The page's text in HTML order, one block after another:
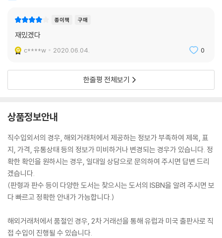
종이책 구매
재밌겠다
c****w 2020.06.04. 0
한줄평 전체보기
상품정보안내
직수입외서의 경우, 해외거래처에서 제공하는 정보가 부족하여 제목, 표
지, 가격, 유통상태 등의 정보가 미비하거나 변경되는 경우가 있습니다. 정
확한 확인을 원하시는 경우, 일대일 상담으로 문의하여 주시면 답변 드리
겠습니다.
(판형과 판수 등이 다양한 도서는 찾으시는 도서의 ISBN을 알려 주시면 보
다 빠르고 정확한 안내가 가능합니다.)
해외거래처에서 품절인 경우, 2차 거래선을 통해 유럽과 미국 출판사로 직
접 수입이 진행될 수 있습니다.